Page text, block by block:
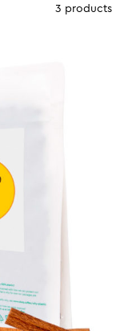
3 products